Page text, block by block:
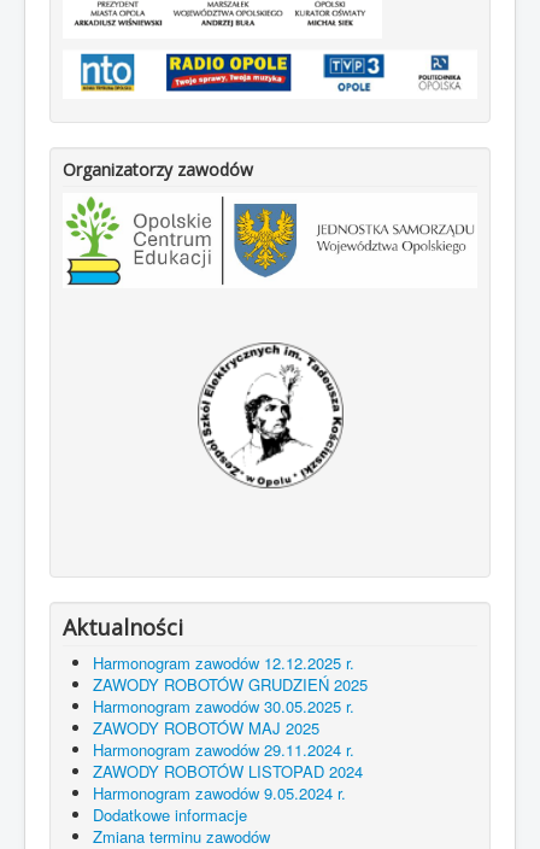
Organizatorzy zawodów
Aktualności
Harmonogram zawodów 12.12.2025 r.
ZAWODY ROBOTÓW GRUDZIEŃ 2025
Harmonogram zawodów 30.05.2025 r.
ZAWODY ROBOTÓW MAJ 2025
Harmonogram zawodów 29.11.2024 r.
ZAWODY ROBOTÓW LISTOPAD 2024
Harmonogram zawodów 9.05.2024 r.
Dodatkowe informacje
Zmiana terminu zawodów